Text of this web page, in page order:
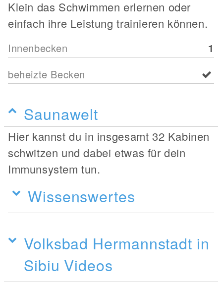
Klein das Schwimmen erlernen oder
einfach ihre Leistung trainieren können.
Innenbecken
1
beheizte Becken
Saunawelt
Hier kannst du in insgesamt 32 Kabinen
schwitzen und dabei etwas für dein
Immunsystem tun.
Wissenswertes
Volksbad Hermannstadt in
Sibiu Videos